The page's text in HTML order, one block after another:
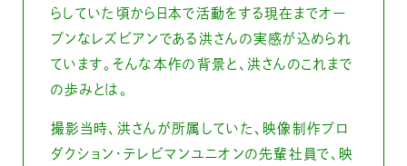
らしていた頃から日本で活動をする現在までオー
プンなレズビアンである洪さんの実感が込められ
ています。そんな本作の背景と、洪さんのこれまで
の歩みとは。
撮影当時、洪さんが所属していた、映像制作プロ
ダクション・テレビマンユニオンの先輩社員で、映